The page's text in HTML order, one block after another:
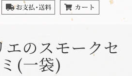
エのスモークセ
(一袋)